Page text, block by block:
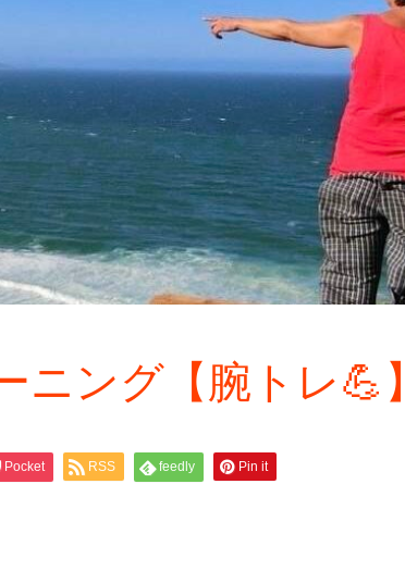
ニング【腕トレ💪】
Pocket RSS feedly Pin it